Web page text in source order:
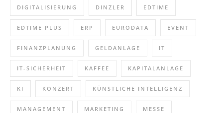
DIGITALISIERUNG DINZLER EDTIME
EDTIME PLUS ERP EURODATA EVENT
FINANZPLANUNG GELDANLAGE IT
IT-SICHERHEIT KAFFEE KAPITALANLAGE
KI KONZERT KÜNSTLICHE INTELLIGENZ
MANAGEMENT MARKETING MESSE